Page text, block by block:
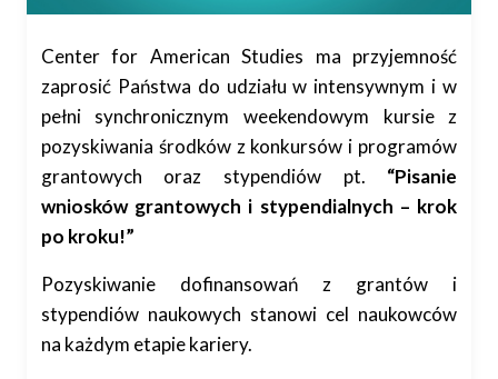
Center for American Studies ma przyjemność
zaprosić Państwa do udziału w intensywnym i w
pełni synchronicznym weekendowym kursie z
pozyskiwania środków z konkursów i programów
grantowych oraz stypendiów pt. “Pisanie
wniosków grantowych i stypendialnych – krok
po kroku!”
Pozyskiwanie dofinansowań z grantów i
stypendiów naukowych stanowi cel naukowców
na każdym etapie kariery.